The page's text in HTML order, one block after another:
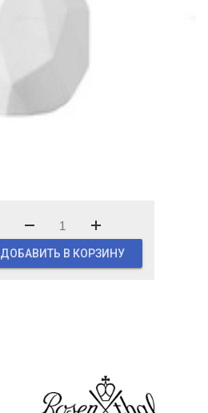
ДОБАВИТЬ В КОРЗИНУ